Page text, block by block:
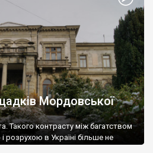
Мордовської
Такого контрасту між багатством
розрухою в Україні більше не